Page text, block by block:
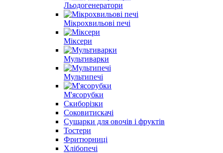
Льодогенератори
Мікрохвильові печі
Міксери
Мультиварки
Мультипечі
М'ясорубки
Скиборізки
Соковитискачі
Сушарки для овочів і фруктів
Тостери
Фритюрниці
Хлібопечі